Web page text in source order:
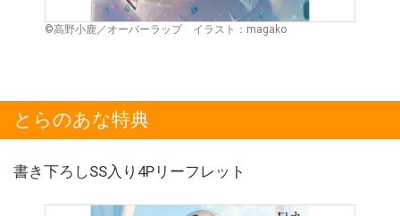
©高野小鹿／オーバーラップ イラスト：magako
とらのあな特典
書き下ろしSS入り4Pリーフレット